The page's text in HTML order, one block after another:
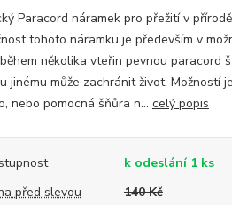
Paracord náramek pro přežití v
tohoto náramku je především v
několika vteřin pevnou paracord
jinému může zachránit život. Možností
nebo pomocná šňůra n... celý popis
k odeslání 1 ks
před slevou
140 Kč